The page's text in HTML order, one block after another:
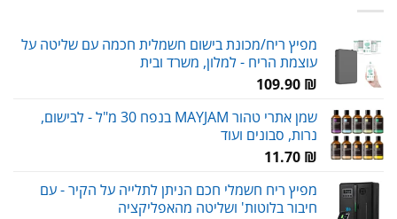
מפיץ ריח/מכונת בישום חשמלית חכמה עם שליטה על
עוצמת הריח - למלון, משרד ובית
109.90 ₪
שמן אתרי טהור MAYJAM בנפח 30 מ"ל - לבישום,
נרות, סבונים ועוד
11.70 ₪
מפיץ ריח חשמלי חכם הניתן לתלייה על הקיר - עם
חיבור בלוטות' ושליטה מהאפליקציה